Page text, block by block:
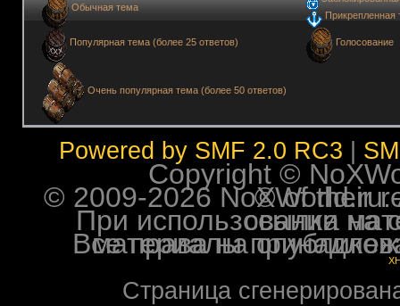
Обычная тема
Популярная тема (более 25 ответов)
Очень популярная тема (более 50 ответов)
Прикрепленная
Голосование
Powered by SMF 2.0 RC3
Copyright ©
© 2009-2026 NoXWorld.ru. All
При использовании
Все права на опубликованные на форуме
Страница